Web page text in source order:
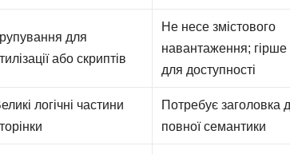
для
або скриптів
Не несе змістового
навантаження; гірше
для доступності
логічні частини
Потребує заголовка
повної семантики